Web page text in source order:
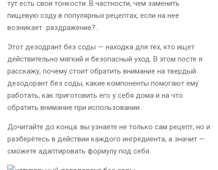
тут есть свои тонкости. В частности, чем заменить
пищевую соду в популярных рецептах, если на нее
возникает раздражение?..
Этот дезодрант без соды — находка для тех, кто ищет
действительно мягкий и безопасный уход. В этом посте я
расскажу, почему стоит обратить внимание на твердый
дезодорант без соды, какие компоненты помогают ему
работать, как приготовить его у себя дома и на что
обратить внимание при использовании.
Дочитайте до конца: вы узнаете не только сам рецепт, но и
разберётесь в действии каждого ингредиента, а значит —
сможете адаптировать формулу под себя.